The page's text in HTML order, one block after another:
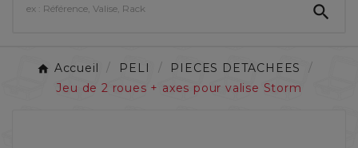

Accueil PELI
PIECES DETACHEES
Jeu de 2 roues + axes pour valise Storm